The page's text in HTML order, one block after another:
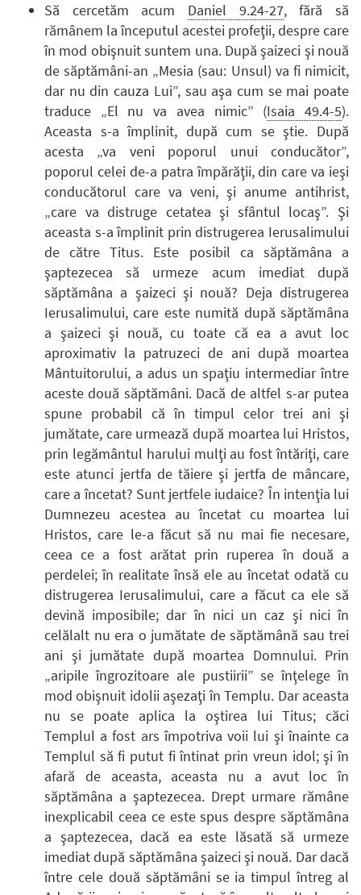
Să cercetăm acum Daniel 9.24-27, fără să
rămânem la începutul acestei profeţii, despre care
în mod obişnuit suntem una. După şaizeci şi nouă
de săptămâni-an „Mesia (sau: Unsul) va fi nimicit,
dar nu din cauza Lui”, sau aşa cum se mai poate
traduce „El nu va avea nimic” (Isaia 49.4-5).
Aceasta s-a împlinit, după cum se ştie. După
acesta „va veni poporul unui conducător”,
poporul celei de-a patra împărăţii, din care va ieşi
conducătorul care va veni, şi anume antihrist,
„care va distruge cetatea şi sfântul locaş”. Şi
aceasta s-a împlinit prin distrugerea Ierusalimului
de către Titus. Este posibil ca săptămâna a
şaptezecea să urmeze acum imediat după
săptămâna a şaizeci şi nouă? Deja distrugerea
Ierusalimului, care este numită după săptămâna
a şaizeci şi nouă, cu toate că ea a avut loc
aproximativ la patruzeci de ani după moartea
Mântuitorului, a adus un spaţiu intermediar între
aceste două săptămâni. Dacă de altfel s-ar putea
spune probabil că în timpul celor trei ani şi
jumătate, care urmează după moartea lui Hristos,
prin legământul harului mulţi au fost întăriţi, care
este atunci jertfa de tăiere şi jertfa de mâncare,
care a încetat? Sunt jertfele iudaice? În intenţia lui
Dumnezeu acestea au încetat cu moartea lui
Hristos, care le-a făcut să nu mai fie necesare,
ceea ce a fost arătat prin ruperea în două a
perdelei; în realitate însă ele au încetat odată cu
distrugerea Ierusalimului, care a făcut ca ele să
devină imposibile; dar în nici un caz şi nici în
celălalt nu era o jumătate de săptămână sau trei
ani şi jumătate după moartea Domnului. Prin
„aripile îngrozitoare ale pustiirii” se înţelege în
mod obişnuit idolii aşezaţi în Templu. Dar aceasta
nu se poate aplica la oştirea lui Titus; căci
Templul a fost ars împotriva voii lui şi înainte ca
Templul să fi putut fi întinat prin vreun idol; şi în
afară de aceasta, aceasta nu a avut loc în
săptămâna a şaptezecea. Drept urmare rămâne
inexplicabil ceea ce este spus despre săptămâna
a şaptezecea, dacă ea este lăsată să urmeze
imediat după săptămâna şaizeci şi nouă. Dar dacă
între cele două săptămâni se ia timpul întreg al